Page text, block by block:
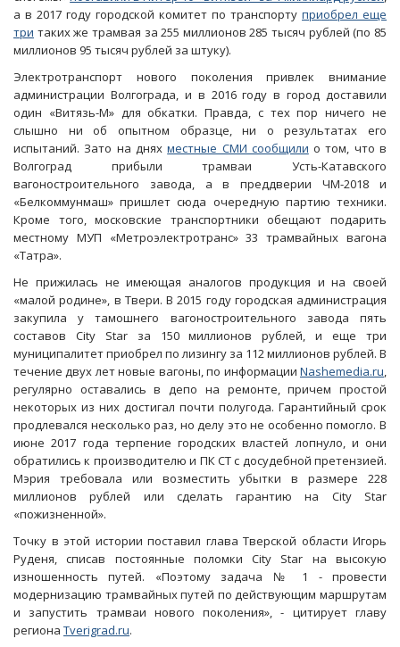
а в 2017 году городской комитет по транспорту приобрел еще
три таких же трамвая за 255 миллионов 285 тысяч рублей (по 85
миллионов 95 тысяч рублей за штуку).
Электротранспорт нового поколения привлек внимание
администрации Волгограда, и в 2016 году в город доставили
один «Витязь-М» для обкатки. Правда, с тех пор ничего не
слышно ни об опытном образце, ни о результатах его
испытаний. Зато на дняхместные СМИ сообщили о том, что в
Волгоград прибыли трамваи Усть-Катавского
вагоностроительного завода, а в преддверии ЧМ-2018 и
«Белкоммунмаш» пришлет сюда очередную партию техники.
Кроме того, московские транспортники обещают подарить
местному МУП «Метроэлектротранс» 33 трамвайных вагона
«Татра».
Не прижилась не имеющая аналогов продукция и на своей
«малой родине», в Твери. В 2015 году городская администрация
закупила у тамошнего вагоностроительного завода пять
составов City Star за 150 миллионов рублей, и еще три
муниципалитет приобрел по лизингу за 112 миллионов рублей. В
течение двух лет новые вагоны, по информации Nashemedia.ru
регулярно оставались в депо на ремонте, причем простой
некоторых из них достигал почти полугода. Гарантийный срок
продлевался несколько раз, но делу это не особенно помогло. В
июне 2017 года терпение городских властей лопнуло, и они
обратились к производителю и ПК СТ с досудебной претензией.
Мэрия требовала или возместить убытки в размере 228
миллионов рублей или сделать гарантию на City Star
«пожизненной».
Точку в этой истории поставил глава Тверской области Игорь
Руденя, списав постоянные поломки City Star на высокую
изношенность путей. «Поэтому задача № 1 - провести
модернизацию трамвайных путей по действующим маршрутам
и запустить трамваи нового поколения», - цитирует главу
региона Tverigrad.ru.